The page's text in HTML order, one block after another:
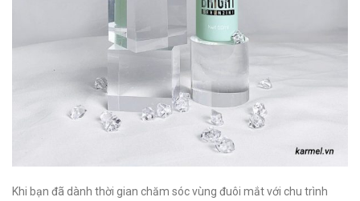
Khi bạn đã dành thời gian chăm sóc vùng đuôi mắt với chu trình